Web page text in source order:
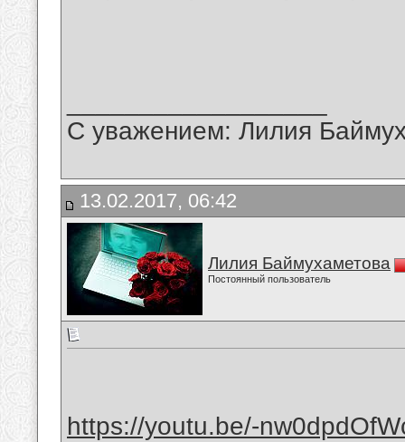
С уважением: Лилия
13.02.2017, 06:42
Лилия Баймухаметова
Постоянный пользователь
https://youtu.be/-